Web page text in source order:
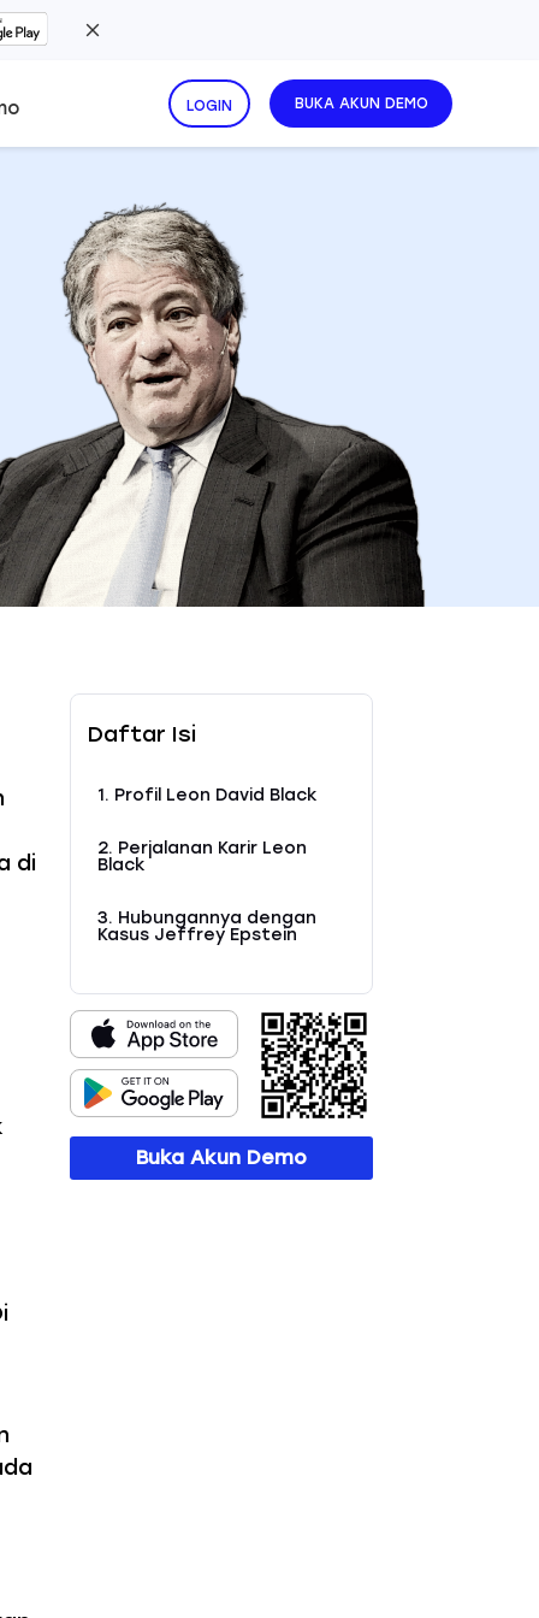
LOGIN BUKA AKUN DEMO
di
Daftar Isi
1. Profil Leon David Black
2. Perjalanan Karir Leon
Black
3. Hubungannya dengan
Kasus Jeffrey Epstein
Buka Akun Demo